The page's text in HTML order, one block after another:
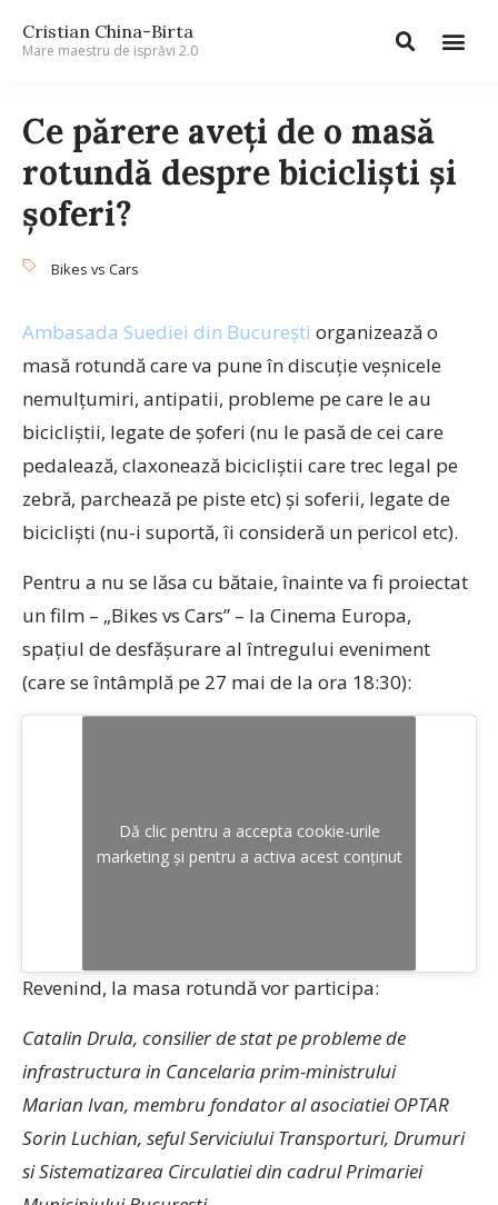
Cristian China-Birta
Mare maestru de isprăvi 2.0
Ce părere aveți de o masă
rotundă despre bicicliști și
șoferi?
Bikes vs Cars
Ambasada Suediei din București organizează o
masă rotundă care va pune în discuție veșnicele
nemulțumiri, antipatii, probleme pe care le au
bicicliștii, legate de șoferi (nu le pasă de cei care
pedalează, claxonează bicicliștii care trec legal pe
zebră, parchează pe piste etc) și soferii, legate de
bicicliști (nu-i suportă, îi consideră un pericol etc).
Pentru a nu se lăsa cu bătaie, înainte va fi proiectat
un film – „Bikes vs Cars” – la Cinema Europa,
spațiul de desfășurare al întregului eveniment
(care se întâmplă pe 27 mai de la ora 18:30):
Dă clic pentru a accepta cookie-urile
marketing și pentru a activa acest conținut
Revenind, la masa rotundă vor participa:
Catalin Drula, consilier de stat pe probleme de
infrastructura in Cancelaria prim-ministrului
Marian Ivan, membru fondator al asociatiei OPTAR
Sorin Luchian, seful Serviciului Transporturi, Drumuri
si Sistematizarea Circulatiei din cadrul Primariei